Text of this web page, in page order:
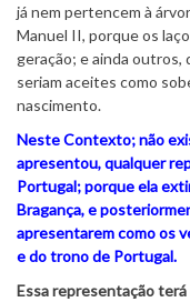
já nem pertencem à
Manuel II, porque os
geração; e ainda
seriam aceites como
nascimento.
Neste Contexto; não
apresentou, qualquer
Portugal; porque ela
Bragança, e
apresentarem como os
e do trono de Portugal.
Essa representação